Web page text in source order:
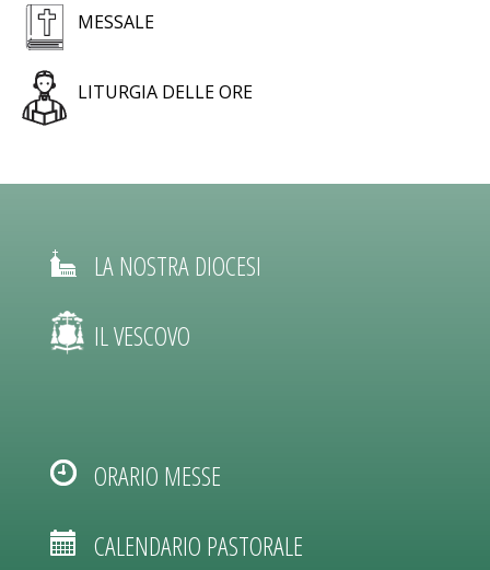
MESSALE
LITURGIA DELLE ORE
LA NOSTRA DIOCESI
IL VESCOVO
ORARIO MESSE
CALENDARIO PASTORALE